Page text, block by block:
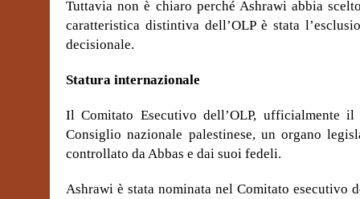
Tuttavia non è chiaro perché Ashrawi abbia
caratteristica distintiva dell’OLP è stata
decisionale.
Statura internazionale
Il Comitato Esecutivo dell’OLP, ufficialmente
Consiglio nazionale palestinese, un organo
controllato da Abbas e dai suoi fedeli.
Ashrawi è stata nominata nel Comitato esecutivo